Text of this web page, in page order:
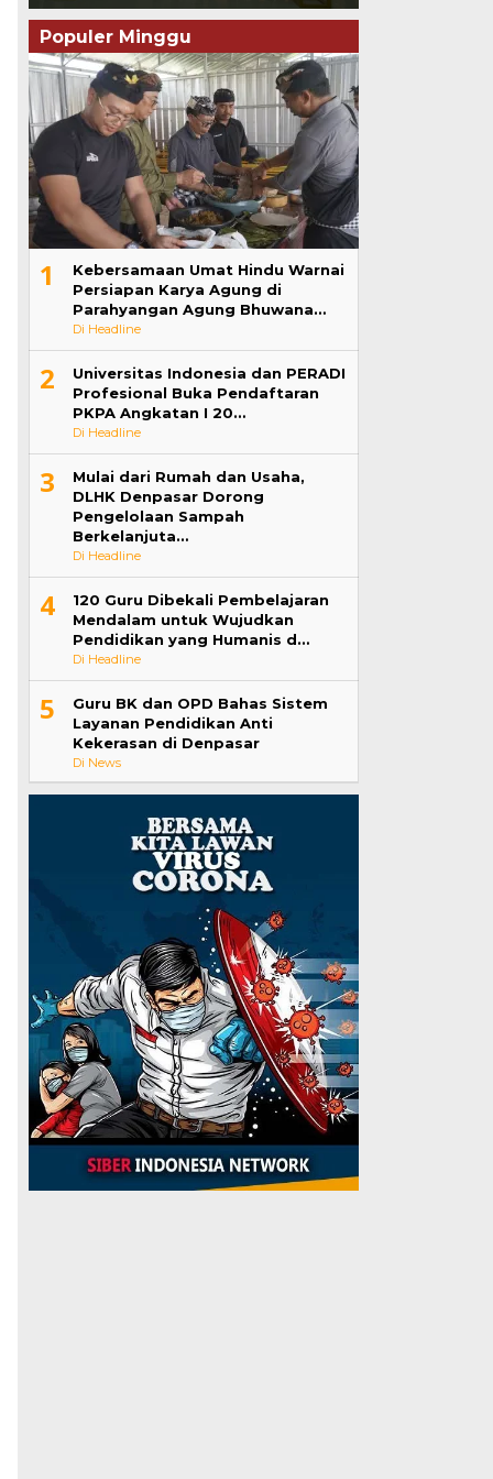
Populer Minggu
1
Kebersamaan Umat Hindu Warnai
Persiapan Karya Agung di
Parahyangan Agung Bhuwana…
Di Headline
2
Universitas Indonesia dan PERADI
Profesional Buka Pendaftaran
PKPA Angkatan I 20…
Di Headline
3
Mulai dari Rumah dan Usaha,
DLHK Denpasar Dorong
Pengelolaan Sampah
Berkelanjuta…
Di Headline
4
120 Guru Dibekali Pembelajaran
Mendalam untuk Wujudkan
Pendidikan yang Humanis d…
Di Headline
5
Guru BK dan OPD Bahas Sistem
Layanan Pendidikan Anti
Kekerasan di Denpasar
Di News